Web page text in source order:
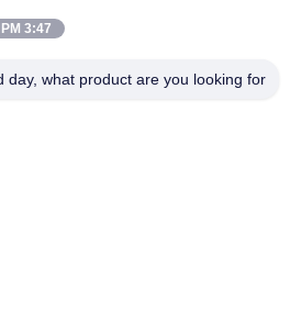
3:47 PM
Good day, what product are you looking